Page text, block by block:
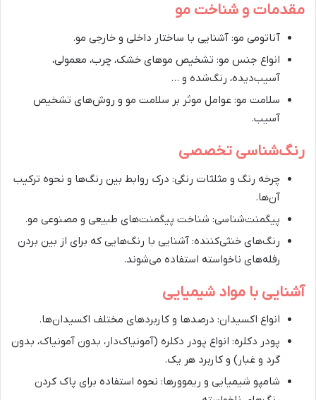
مقدمات و شناخت مو
آناتومی مو: آشنایی با ساختار داخلی و خارجی مو.
انواع جنس مو: تشخیص موهای خشک، چرب، معمولی،
آسیب‌دیده، رنگ‌شده و …
سلامت مو: عوامل موثر بر سلامت مو و روش‌های تشخیص
آسیب.
رنگ‌شناسی تخصصی
چرخه رنگ و مثلثات رنگی: درک روابط بین رنگ‌ها و نحوه ترکیب
آن‌ها.
پیگمنت‌شناسی: شناخت پیگمنت‌های طبیعی و مصنوعی مو.
رنگ‌های خنثی‌کننده: آشنایی با رنگ‌هایی که برای از بین بردن
رفله‌های ناخواسته استفاده می‌شوند.
آشنایی با مواد شیمیایی
انواع اکسیدان: درصدها و کاربردهای مختلف اکسیدان‌ها.
پودر دکلره: انواع پودر دکلره (آمونیاک‌دار، بدون آمونیاک، بدون
گرد و غبار) و کاربرد هر یک.
شامپو شیمیایی و ریموورها: نحوه استفاده برای پاک کردن